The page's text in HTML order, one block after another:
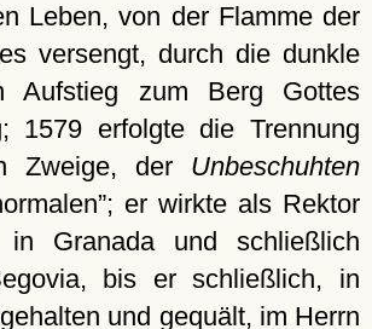
Leben, von der Flamme der
versengt, durch die dunkle
Aufstieg zum Berg Gottes
1579 erfolgte die Trennung
Zweige, der Unbeschuhten
; er wirkte als Rektor
Granada und schließlich
bis er schließlich, in
und gequält, im Herrn